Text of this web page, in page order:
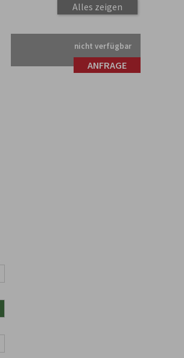
Alles zeigen
nicht verfügbar
ANFRAGE